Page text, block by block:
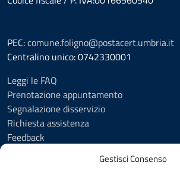
Gestisci Consenso
PEC:comune.foligno@postacert.umbria.it
Centralino unico: 0742330001
Leggi le FAQ
Prenotazione appuntamento
Segnalazione disservizio
Richiesta assistenza
Feedback